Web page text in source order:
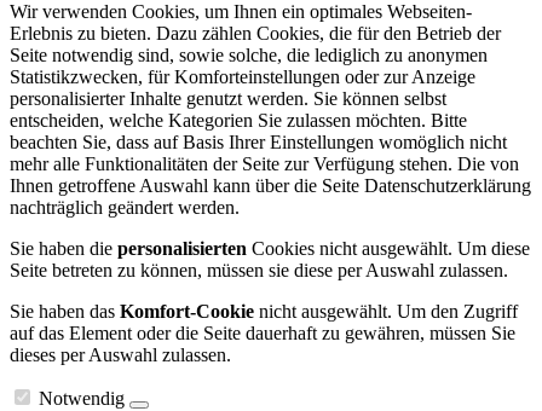
Wir verwenden Cookies, um Ihnen ein optimales Webseiten-
Erlebnis zu bieten. Dazu zählen Cookies, die für den Betrieb der
Seite notwendig sind, sowie solche, die lediglich zu anonymen
Statistikzwecken, für Komforteinstellungen oder zur Anzeige
personalisierter Inhalte genutzt werden. Sie können selbst
entscheiden, welche Kategorien Sie zulassen möchten. Bitte
beachten Sie, dass auf Basis Ihrer Einstellungen womöglich nicht
mehr alle Funktionalitäten der Seite zur Verfügung stehen. Die von
Ihnen getroffene Auswahl kann über die Seite Datenschutzerklärung
nachträglich geändert werden.
Sie haben die personalisierten Cookies nicht ausgewählt. Um diese
Seite betreten zu können, müssen sie diese per Auswahl zulassen.
Sie haben das Komfort-Cookie nicht ausgewählt. Um den Zugriff
auf das Element oder die Seite dauerhaft zu gewähren, müssen Sie
dieses per Auswahl zulassen.
Notwendig